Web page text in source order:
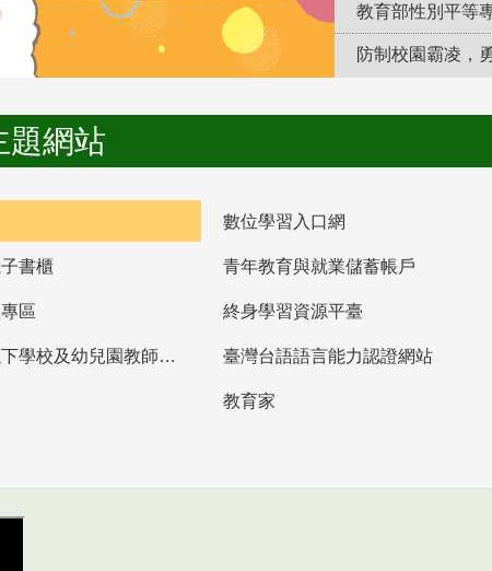
教育部性別平等
題網站
數位學習入口網
書櫃 青年教育與就業儲蓄帳戶
區 終身學習資源平臺
教育部高中等以下學校及幼兒園教師資格檢定考試 臺灣台語語言能力認證網站
教育家